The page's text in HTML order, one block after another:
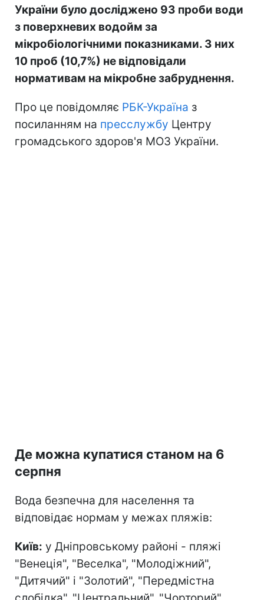
України було досліджено 93 проби води
з поверхневих водойм за
мікробіологічними показниками. З них
10 проб (10,7%) не відповідали
нормативам на мікробне забруднення.
Про це повідомляє РБК-Україна з
посиланням на пресслужбу Центру
громадського здоров'я МОЗ України.
Де можна купатися станом на 6
серпня
Вода безпечна для населення та
відповідає нормам у межах пляжів:
Київ: у Дніпровському районі - пляжі
"Венеція", "Веселка", "Молодіжний",
"Дитячий" і "Золотий", "Передмістна